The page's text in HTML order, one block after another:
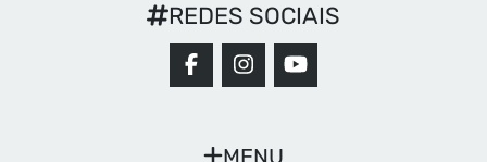
MENU
REDES SOCIAIS